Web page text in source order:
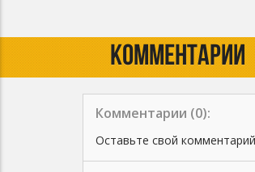
КОММЕНТАРИИ
Комментарии (0):
Оставьте свой комментарий